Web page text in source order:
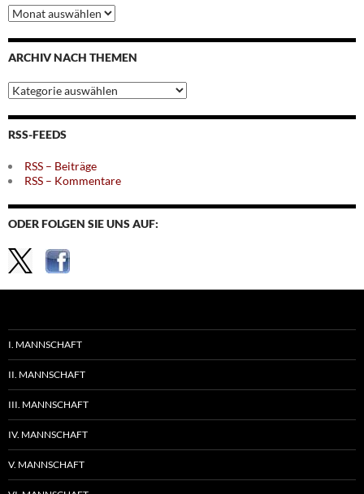
Archiv
nach
Monaten
ARCHIV NACH THEMEN
Archiv
nach
Themen
RSS-FEEDS
RSS – Beiträge
RSS – Kommentare
ODER FOLGEN SIE UNS AUF:
I. MANNSCHAFT
II. MANNSCHAFT
III. MANNSCHAFT
IV. MANNSCHAFT
V. MANNSCHAFT